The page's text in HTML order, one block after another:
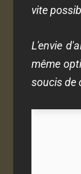
vite
L'envie
même
soucis de